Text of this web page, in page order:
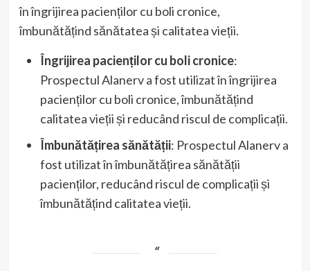
în îngrijirea pacienților cu boli cronice,
îmbunătățind sănătatea și calitatea vieții.
Îngrijirea pacienților cu boli cronice:
Prospectul Alanerv a fost utilizat în îngrijirea
pacienților cu boli cronice, îmbunătățind
calitatea vieții și reducând riscul de complicații.
Îmbunătățirea sănătății: Prospectul Alanerv a
fost utilizat în îmbunătățirea sănătății
pacienților, reducând riscul de complicații și
îmbunătățind calitatea vieții.